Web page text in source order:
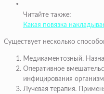
Читайте также:
Какая повязка
Существует несколько
Медикаментозный.
Оперативное
инфицирования
Лучевая терапия.